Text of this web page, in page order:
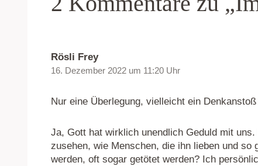
Rösli Frey
16. Dezember 2022 um 11:20 Uhr
Nur eine Überlegung, vielleicht ein
Ja, Gott hat wirklich unendlich Geduld mit
zusehen, wie Menschen, die ihn lieben und
werden, oft sogar getötet werden? Ich